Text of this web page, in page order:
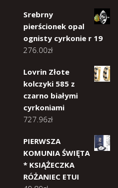
Srebrny
pierścionek opal
ognisty cyrkonie r 19
276.00zł
Lovrin Złote
kolczyki 585 z
czarno białymi
cyrkoniami
727.96zł
PIERWSZA
KOMUNIA ŚWIĘTA
* KSIĄŻECZKA
RÓŻANIEC ETUI